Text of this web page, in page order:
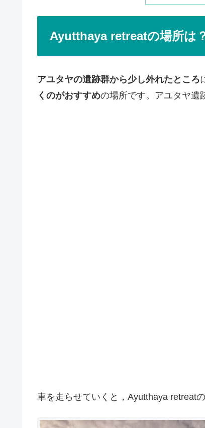
Ayutthaya retreatの場所は
アユタヤの遺跡群から少し外れたところ
くのがおすすめの場所です。アユタヤ遺
車を走らせていくと，Ayutthaya retreat